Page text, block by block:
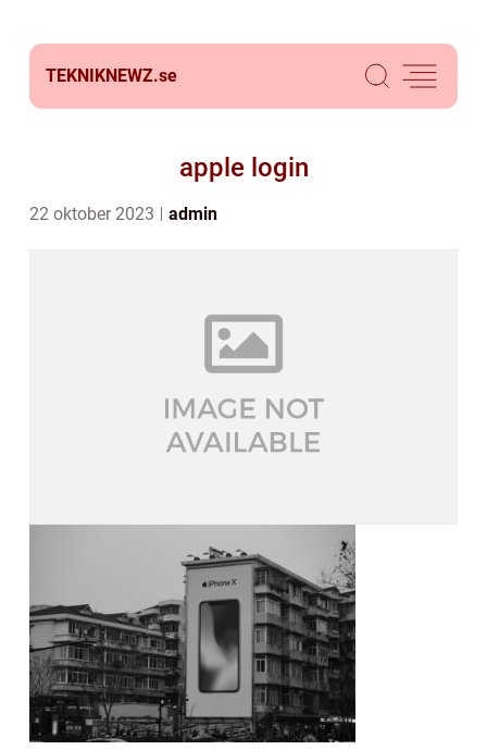
TEKNIKNEWZ.se
apple login
22 oktober 2023 admin